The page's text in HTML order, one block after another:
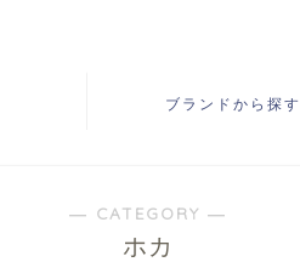
ブランドから探す
― CATEGORY ―
ホカ